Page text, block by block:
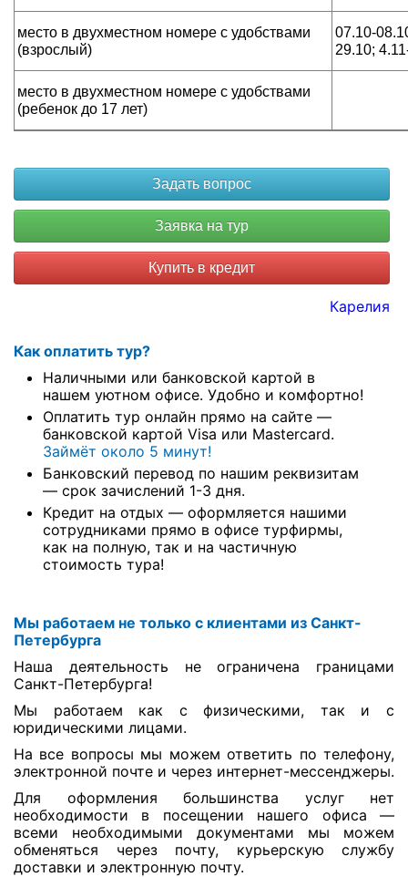
место в двухместном номере с удобствами
(взрослый)
07.10-
29.10;
место в двухместном номере с удобствами
(ребенок до 17 лет)
Купить в кредит
Карелия
Как оплатить тур?
Наличными или банковской картой в
нашем уютном офисе. Удобно и комфортно!
Оплатить тур онлайн прямо на сайте —
банковской картой Visa или Mastercard.
Займёт около 5 минут!
Банковский перевод по нашим реквизитам
— срок зачислений 1-3 дня.
Кредит на отдых — оформляется нашими
сотрудниками прямо в офисе турфирмы,
как на полную, так и на частичную
стоимость тура!
Мы работаем не только с клиентами из Санкт-
Петербурга
Наша деятельность не ограничена границами
Санкт-Петербурга!
Мы работаем как с физическими, так и с
юридическими лицами.
На все вопросы мы можем ответить по телефону,
электронной почте и через интернет-мессенджеры.
Для оформления большинства услуг нет
необходимости в посещении нашего офиса —
всеми необходимыми документами мы можем
обменяться через почту, курьерскую службу
доставки и электронную почту.